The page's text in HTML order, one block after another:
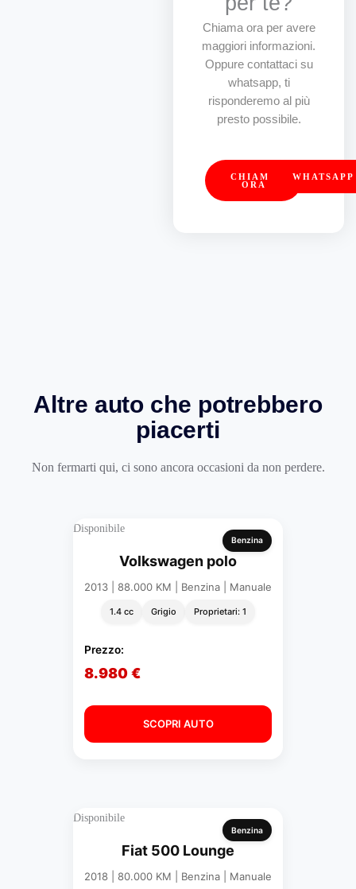
Chiama ora per avere
maggiori informazioni.
Oppure contattaci su
whatsapp, ti
risponderemo al più
presto possibile.
CHIAMA
ORA
WHATSAPP
Altre auto che potrebbero
piacerti
Non fermarti qui, ci sono ancora occasioni da non perdere.
Benzina
Disponibile
Volkswagen polo
2013 | 88.000 KM | Benzina | Manuale
1.4 cc Grigio Proprietari: 1
Prezzo:
8.980 €
SCOPRI AUTO
Benzina
Disponibile
Fiat 500 Lounge
2018 | 80.000 KM | Benzina | Manuale